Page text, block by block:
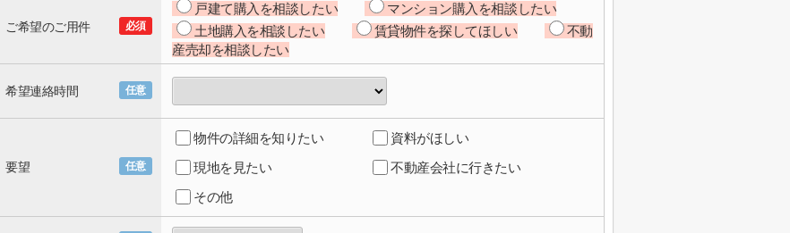
必須
ご希望のご用件
戸建て購入を相談したい
マンション購入を相談したい
土地購入を相談したい
賃貸物件を探してほしい
不動
産売却を相談したい
任意
希望連絡時間
任意
要望
物件の詳細を知りたい
資料がほしい
現地を見たい
不動産会社に行きたい
その他